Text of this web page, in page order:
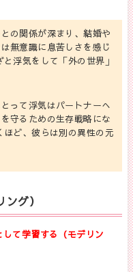
の関係が深まり、結婚や
無意識に息苦しさを感じ
浮気をして「外の世界」
とって浮気はパートナーへ
守るための生存戦略にな
ど、彼らは別の異性の元
グ）
て学習する（モデリン